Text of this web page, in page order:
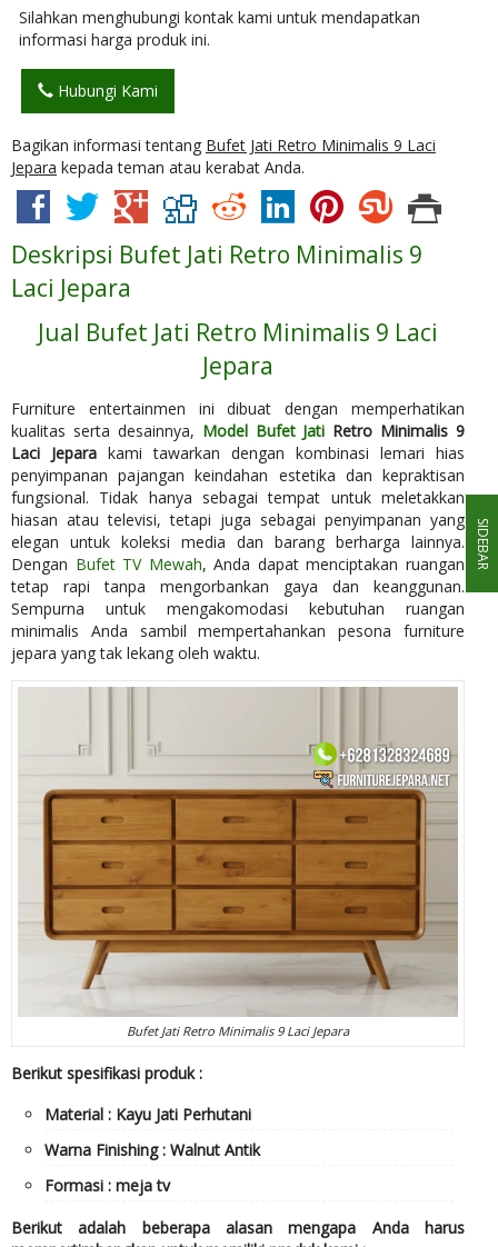
Silahkan menghubungi kontak kami untuk mendapatkan
informasi harga produk ini.
Hubungi Kami
Bagikan informasi tentang Bufet Jati Retro Minimalis 9 Laci
Jepara kepada teman atau kerabat Anda.
Deskripsi Bufet Jati Retro Minimalis 9
Laci Jepara
Jual Bufet Jati Retro Minimalis 9 Laci
Jepara
Furniture entertainmen ini dibuat dengan memperhatikan
kualitas serta desainnya, Model Bufet Jati Retro Minimalis 9
Laci Jepara kami tawarkan dengan kombinasi lemari hias
penyimpanan pajangan keindahan estetika dan kepraktisan
fungsional. Tidak hanya sebagai tempat untuk meletakkan
hiasan atau televisi, tetapi juga sebagai penyimpanan yang
elegan untuk koleksi media dan barang berharga lainnya.
Dengan Bufet TV Mewah, Anda dapat menciptakan ruangan
tetap rapi tanpa mengorbankan gaya dan keanggunan.
Sempurna untuk mengakomodasi kebutuhan ruangan
minimalis Anda sambil mempertahankan pesona furniture
jepara yang tak lekang oleh waktu.
Bufet Jati Retro Minimalis 9 Laci Jepara
Berikut spesifikasi produk :
Material : Kayu Jati Perhutani
Warna Finishing : Walnut Antik
Formasi : meja tv
Berikut adalah beberapa alasan mengapa Anda harus
SIDEBAR